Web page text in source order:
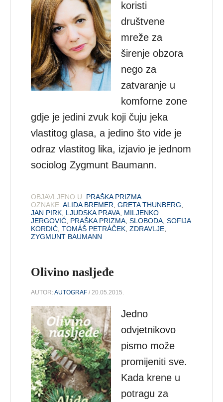
koristi
društvene
mreže za
širenje obzora
nego za
zatvaranje u
komforne zone
gdje je jedini zvuk koji čuju jeka
vlastitog glasa, a jedino što vide je
odraz vlastitog lika, izjavio je jednom
sociolog Zygmunt Baumann.
OBJAVLJENO U: PRAŠKA PRIZMA
OZNAKE: ALIDA BREMER ,GRETA THUNBERG
JAN PIRK LJUDSKA PRAVA MILJENKO
JERGOVIĆ PRAŠKA PRIZMA ,SLOBODA ,SOFIJA
KORDIĆ ,TOMÁŠ PETRÁČEK ,ZDRAVLJE
ZYGMUNT BAUMANN
Olivino nasljeđe
AUTOR:AUTOGRAF / 20.05.2015.
Jedno
odvjetnikovo
pismo može
promijeniti sve.
Kada krene u
potragu za